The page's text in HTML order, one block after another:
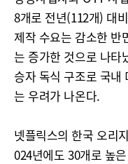
8개로 전년(112개) 대
제작 수요는 감소한 반
는 증가한 것으로 나타
승자 독식 구조로 국내
는 우려가 나온다.
넷플릭스의 한국 오리
024년에도 30개로 높